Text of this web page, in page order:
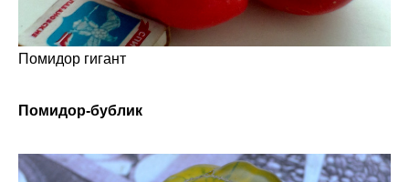
Помидор гигант
Помидор-бублик